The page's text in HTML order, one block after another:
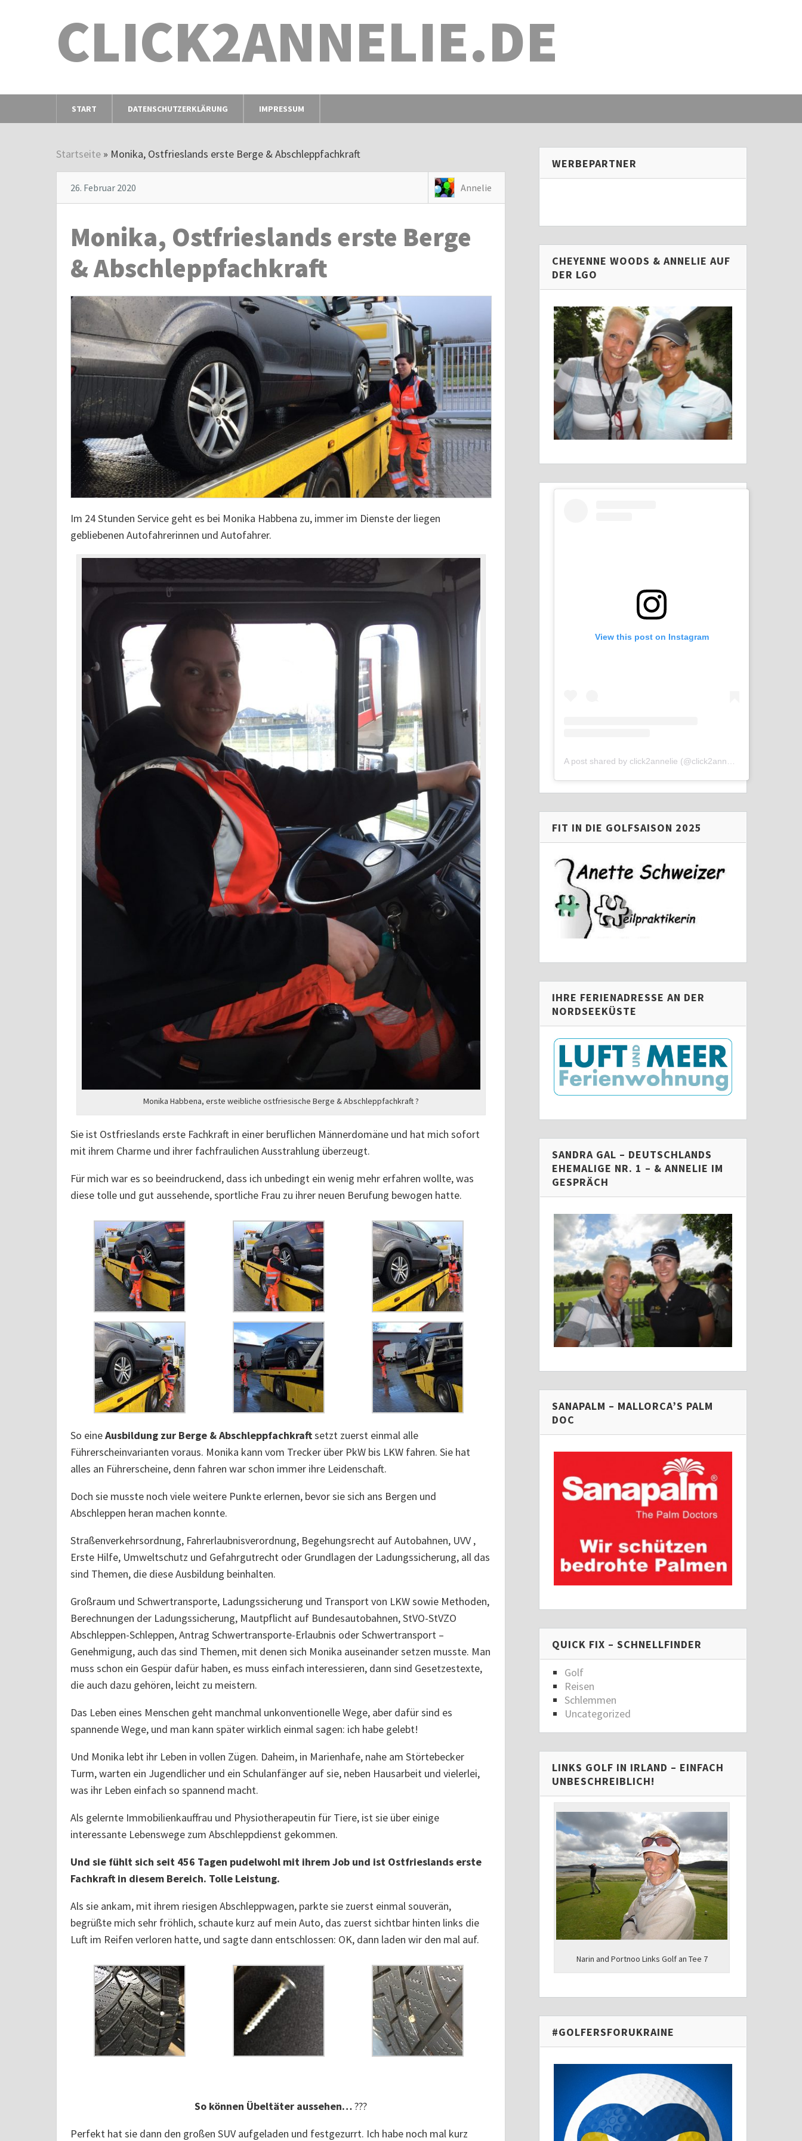
CLICK2ANNELIE.DE
START DATENSCHUTZERKLÄRUNG IMPRESSUM
Startseite » Monika, Ostfrieslands erste Berge & Abschleppfachkraft
26. Februar 2020 Annelie
Monika, Ostfrieslands erste Berge
& Abschleppfachkraft
Im 24 Stunden Service geht es bei Monika Habbena zu, immer im Dienste der liegen
gebliebenen Autofahrerinnen und Autofahrer.
Monika Habbena, erste weibliche ostfriesische Berge & Abschleppfachkraft ?
Sie ist Ostfrieslands erste Fachkraft in einer beruflichen Männerdomäne und hat mich sofort
mit ihrem Charme und ihrer fachfraulichen Ausstrahlung überzeugt.
Für mich war es so beeindruckend, dass ich unbedingt ein wenig mehr erfahren wollte, was
diese tolle und gut aussehende, sportliche Frau zu ihrer neuen Berufung bewogen hatte.
So eineAusbildung zur Berge & Abschleppfachkraftsetzt zuerst einmal alle
Führerscheinvarianten voraus. Monika kann vom Trecker über PkW bis LKW fahren. Sie hat
alles an Führerscheine, denn fahren war schon immer ihre Leidenschaft.
Doch sie musste noch viele weitere Punkte erlernen, bevor sie sich ans Bergen und
Abschleppen heran machen konnte.
Straßenverkehrsordnung, Fahrerlaubnisverordnung, Begehungsrecht auf Autobahnen, UVV ,
Erste Hilfe, Umweltschutz und Gefahrgutrecht oder Grundlagen der Ladungssicherung, all das
sind Themen, die diese Ausbildung beinhalten.
Großraum und Schwertransporte, Ladungssicherung und Transport von LKW sowie Methoden,
Berechnungen der Ladungssicherung, Mautpflicht auf Bundesautobahnen, StVO-StVZO
Abschleppen-Schleppen, Antrag Schwertransporte-Erlaubnis oder Schwertransport –
Genehmigung, auch das sind Themen, mit denen sich Monika auseinander setzen musste. Man
muss schon ein Gespür dafür haben, es muss einfach interessieren, dann sind Gesetzestexte,
die auch dazu gehören, leicht zu meistern.
Das Leben eines Menschen geht manchmal unkonventionelle Wege, aber dafür sind es
spannende Wege, und man kann später wirklich einmal sagen: ich habe gelebt!
Und Monika lebt ihr Leben in vollen Zügen. Daheim, in Marienhafe, nahe am Störtebecker
Turm, warten ein Jugendlicher und ein Schulanfänger auf sie, neben Hausarbeit und vielerlei,
was ihr Leben einfach so spannend macht.
Als gelernte Immobilienkauffrau und Physiotherapeutin für Tiere, ist sie über einige
interessante Lebenswege zum Abschleppdienst gekommen.
Und sie fühlt sich seit 456 Tagen pudelwohl mit ihrem Job und ist Ostfrieslands erste
Fachkraft in diesem Bereich. Tolle Leistung.
Als sie ankam, mit ihrem riesigen Abschleppwagen, parkte sie zuerst einmal souverän,
begrüßte mich sehr fröhlich, schaute kurz auf mein Auto, das zuerst sichtbar hinten links die
Luft im Reifen verloren hatte, und sagte dann entschlossen: OK, dann laden wir den mal auf.
So können Übeltäter aussehen…???
Perfekt hat sie dann den großen SUV aufgeladen und festgezurrt. Ich habe noch mal kurz
WERBEPARTNER
CHEYENNE WOODS & ANNELIE AUF
DER LGO
View this post on Instagram
FIT IN DIE GOLFSAISON 2025
IHRE FERIENADRESSE AN DER
NORDSEEKÜSTE
SANDRA GAL – DEUTSCHLANDS
EHEMALIGE NR. 1 – & ANNELIE IM
GESPRÄCH
SANAPALM – MALLORCA’S PALM
DOC
QUICK FIX – SCHNELLFINDER
Golf
Reisen
Schlemmen
Uncategorized
LINKS GOLF IN IRLAND – EINFACH
UNBESCHREIBLICH!
Narin and Portnoo Links Golf an Tee 7
#GOLFERSFORUKRAINE